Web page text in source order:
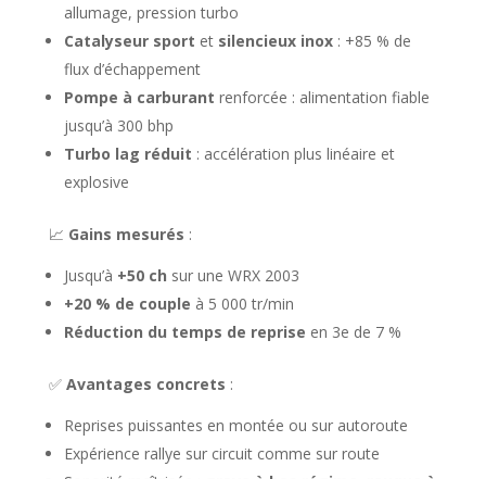
allumage, pression turbo
Catalyseur sport et silencieux inox: +85 % de
flux d’échappement
Pompe à carburant renforcée : alimentation fiable
jusqu’à 300 bhp
Turbo lag réduit : accélération plus linéaire et
explosive
📈 Gains mesurés :
Jusqu’à +50 ch sur une WRX 2003
+20 % de couple à 5 000 tr/min
Réduction du temps de reprise en 3e de 7 %
✅ Avantages concrets :
Reprises puissantes en montée ou sur autoroute
Expérience rallye sur circuit comme sur route